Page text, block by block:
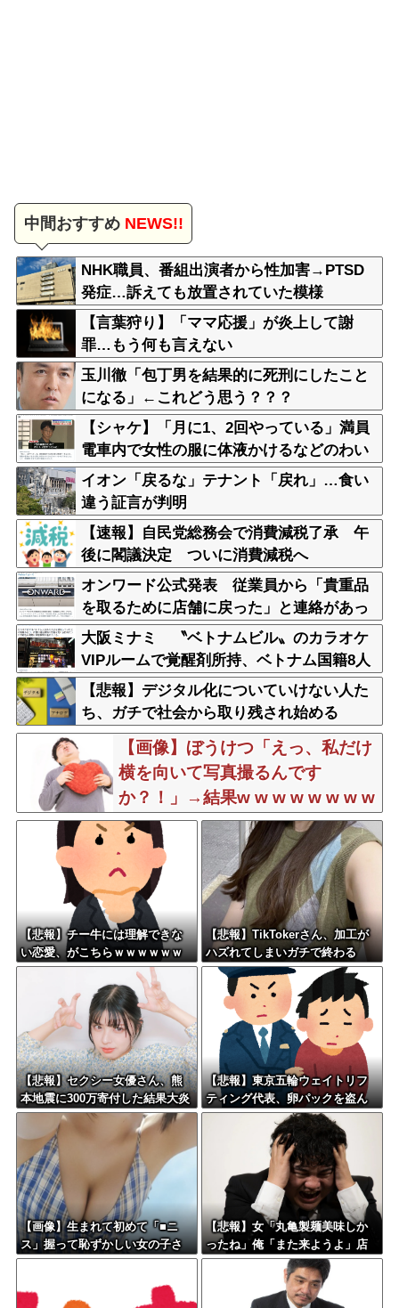
中間おすすめNEWS!!
NHK職員、番組出演者から性加害→PTSD
発症…訴えても放置されていた模様
【言葉狩り】「ママ応援」が炎上して謝
罪…もう何も言えない
玉川徹「包丁男を結果的に死刑にしたこと
になる」←これどう思う？？？
【シャケ】「月に1、2回やっている」満員
電車内で女性の服に体液かけるなどのわい
せつ行為か 学習塾経営の60歳男を逮捕
警視庁
イオン「戻るな」テナント「戻れ」…食い
違う証言が判明
【速報】自民党総務会で消費減税了承 午
後に閣議決定 ついに消費減税へ
オンワード公式発表 従業員から「貴重品
を取るために店舗に戻った」と連絡があっ
た 戻れ指示してない
大阪ミナミ 〝ベトナムビル〟のカラオケ
VIPルームで覚醒剤所持、ベトナム国籍8人
逮捕
【悲報】デジタル化についていけない人た
ち、ガチで社会から取り残され始める
【画像】ぼうけつ「えっ、私だけ
横を向いて写真撮るんです
か？！」→結果w w w w w w w w
【悲報】チー牛には理解できな
い恋愛、がこちらｗｗｗｗｗｗ
ｗｗｗｗｗｗｗｗｗｗｗｗｗｗ
【悲報】TikTokerさん、加工が
ハズれてしまいガチで終わる
【悲報】セクシー女優さん、熊
本地震に300万寄付した結果大炎
上してしまう…←これさぁ…
【悲報】東京五輪ウェイトリフ
ティング代表、卵パックを盗ん
で逮捕ｗｗｗｗｗｗ
【画像】生まれて初めて「■ニ
ス」握って恥ずかしい女の子さ
んwww
【悲報】女「丸亀製麺美味しか
ったね」俺「また来ようよ」店
員「お会計2380円になりまー
す」→その後『こう』なったん
だが俺悪くないよ